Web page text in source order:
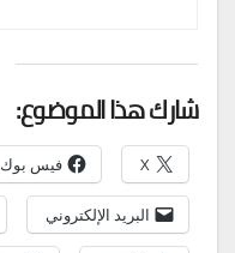
شارك هذا الموضوع:
X فيس بوك
البريد الإلكتروني